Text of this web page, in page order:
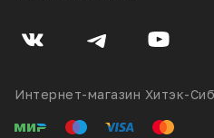
Интернет-магазин Хитэк-